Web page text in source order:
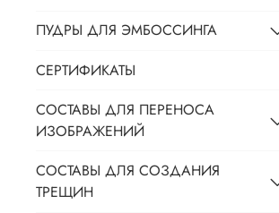
ПУДРЫ ДЛЯ ЭМБОССИНГА
СЕРТИФИКАТЫ
СОСТАВЫ ДЛЯ ПЕРЕНОСА
ИЗОБРАЖЕНИЙ
СОСТАВЫ ДЛЯ СОЗДАНИЯ
ТРЕЩИН